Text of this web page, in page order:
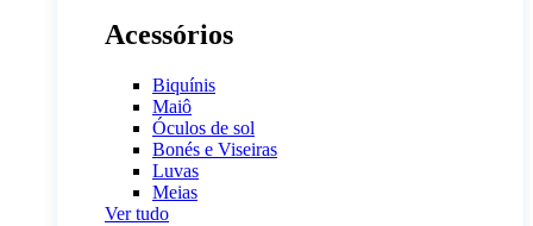
Acessórios
Biquínis
Maiô
Óculos de sol
Bonés e Viseiras
Luvas
Meias
Ver tudo